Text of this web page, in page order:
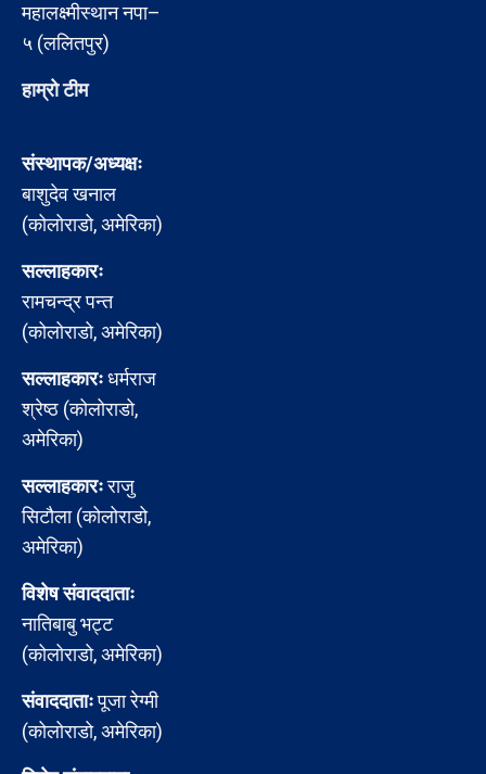
महालक्ष्मीस्थान नपा–
५ (ललितपुर)
हाम्रो टीम
संस्थापक/अध्यक्षः
बाशुदेव खनाल
(कोलोराडो, अमेरिका)
सल्लाहकारः
रामचन्द्र पन्त
(कोलोराडो, अमेरिका)
सल्लाहकारःधर्मराज
श्रेष्ठ (कोलोराडो,
अमेरिका)
सल्लाहकारःराजु
सिटौला (कोलोराडो,
अमेरिका)
विशेष संवाददाताः
नातिबाबु भट्ट
(कोलोराडो, अमेरिका)
संवाददाताःपूजा रेग्मी
(कोलोराडो, अमेरिका)